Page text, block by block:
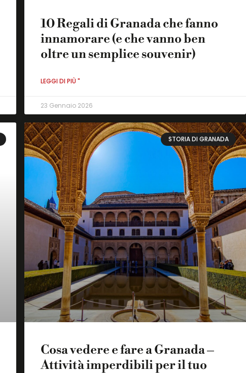
10 Regali di Granada che fanno
innamorare (e che vanno ben
oltre un semplice souvenir)
LEGGI DI PIÙ "
23 Gennaio 2026
STORIA DI GRANADA
Cosa vedere e fare a Granada –
Attività imperdibili per il tuo